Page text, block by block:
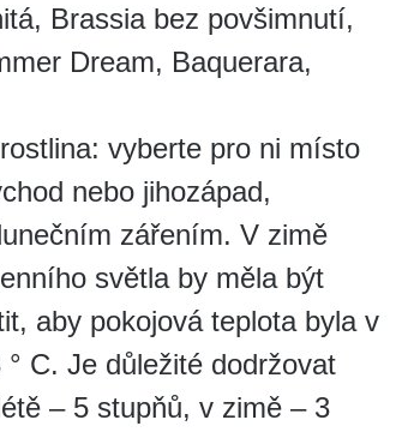
Brassia bez povšimnutí,
Dream, Baquerara,
vyberte pro ni místo
nebo jihozápad,
zářením. V zimě
světla by měla být
aby pokojová teplota byla v
C. Je důležité dodržovat
– 5 stupňů, v zimě – 3